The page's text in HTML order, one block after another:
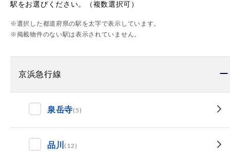
駅をお選びください。（複数選択可）
※選択した都道府県の駅を太字で表示しています。
※掲載物件のない駅は表示されていません。
京浜急行線
泉岳寺(5)
品川 (12)